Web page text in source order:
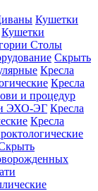
Кушетки
Кушетки
Столы
Скрыть
Кресла
Кресла
и процедур
ЭХО-ЭГ Кресла
Кресла